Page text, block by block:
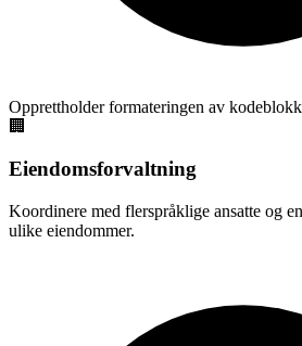
Opprettholder formateringen av
🏢
Eiendomsforvaltning
Koordinere med flerspråklige ansatte og
ulike eiendommer.